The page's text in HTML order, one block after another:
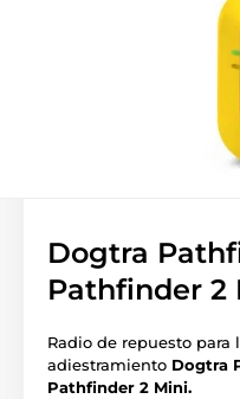
Dogtra
Pathfinder 2
Radio de repuesto para
adiestramiento Dogtra
Pathfinder 2 Mini.